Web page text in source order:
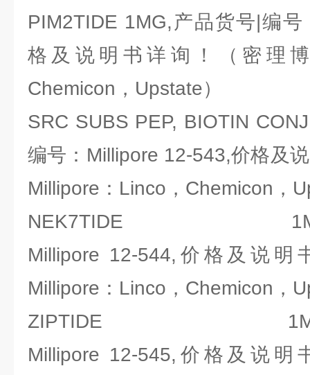
PIM2TIDE 1MG,产品货号|编
格及说明书详询！（密理博
Chemicon，Upstate）
SRC SUBS PEP, BIOTIN
编号：Millipore 12-543,价格及
Millipore：Linco，Chemicon，
NEK7TIDE 1MG,产
Millipore 12-544,价格及说
Millipore：Linco，Chemicon，
ZIPTIDE 1MG,产
Millipore 12-545,价格及说